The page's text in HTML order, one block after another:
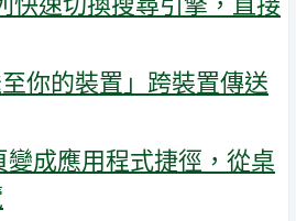
你的裝置」跨裝置傳送
變成應用程式捷徑，從桌